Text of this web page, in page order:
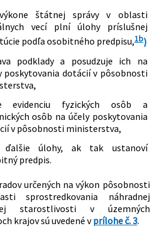
štátnej správy v oblasti
vecí plní úlohy príslušnej
podľa osobitného predpisu,1b)
podklady a posudzuje ich na
poskytovania dotácií v pôsobnosti
evidenciu fyzických osôb a
osôb na účely poskytovania
v pôsobnosti ministerstva,
ďalšie úlohy, ak tak ustanoví
predpis.
určených na výkon pôsobnosti
sprostredkovania náhradnej
starostlivosti v územných
krajov sú uvedené vprílohe č. 3.